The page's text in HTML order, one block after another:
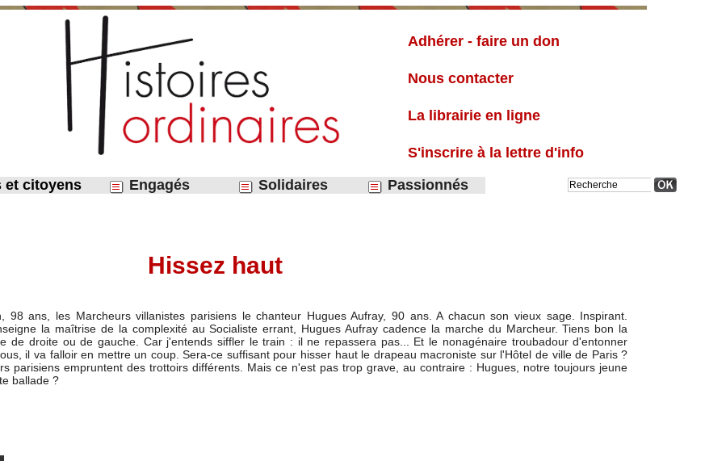
Adhérer - faire un don
Nous contacter
La librairie en ligne
S'inscrire à la lettre d'info
et citoyens
Engagés Solidaires Passionnés
​Hissez haut
ans, les Marcheurs villanistes parisiens le chanteur Hugues Aufray, 90 ans. A chacun son vieux sage. Inspirant.
la maîtrise de la complexité au Socialiste errant, Hugues Aufray cadence la marche du Marcheur. Tiens bon la
de droite ou de gauche. Car j'entends siffler le train : il ne repassera pas... Et le nonagénaire troubadour d'entonner
il va falloir en mettre un coup. Sera-ce suffisant pour hisser haut le drapeau macroniste sur l'Hôtel de ville de Paris ?
parisiens empruntent des trottoirs différents. Mais ce n'est pas trop grave, au contraire : Hugues, notre toujours jeune
ballade ?